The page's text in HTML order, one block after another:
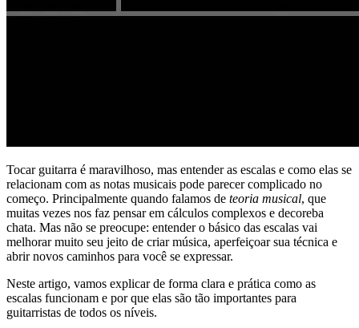
Tocar guitarra é maravilhoso, mas entender as escalas e como elas se
relacionam com as notas musicais pode parecer complicado no
começo. Principalmente quando falamos de teoria musical, que
muitas vezes nos faz pensar em cálculos complexos e decoreba
chata. Mas não se preocupe: entender o básico das escalas vai
melhorar muito seu jeito de criar música, aperfeiçoar sua técnica e
abrir novos caminhos para você se expressar.
Neste artigo, vamos explicar de forma clara e prática como as
escalas funcionam e por que elas são tão importantes para
guitarristas de todos os níveis.